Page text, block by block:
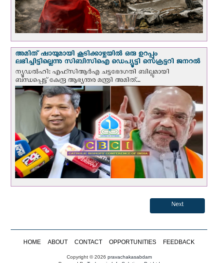
അമിത് ഷായുമായി കൂടിക്കാഴ്ചയില്‍ ഒരു ഉറപ്പും
ലഭിച്ചിട്ടില്ലെന്നു സിബിസിഐ ഡെപ്യൂട്ടി സെക്രട്ടറി ജനറല്‍
ന്യൂഡല്‍ഹി: എഫ്‌സിആര്‍എ ചട്ടഭേദഗതി ബില്ലുമായി
ബന്ധപ്പെട്ട് കേന്ദ്ര ആഭ്യന്തര മന്ത്രി അമിത്...
Next
HOME ABOUT CONTACT OPPORTUNITIES FEEDBACK
Copyright © 2026 pravachakasabdam